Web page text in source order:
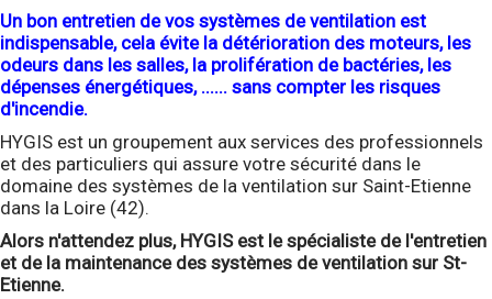
Un bon entretien de vos systèmes de ventilation est
indispensable, cela évite la détérioration des moteurs, les
odeurs dans les salles, la prolifération de bactéries, les
dépenses énergétiques, ...... sans compter les risques
d'incendie.
HYGIS est un groupement aux services des professionnels
et des particuliers qui assure votre sécurité dans le
domaine des systèmes de la ventilation sur Saint-Etienne
dans la Loire (42).
Alors n'attendez plus, HYGIS est le spécialiste de l'entretien
et de la maintenance des systèmes de ventilation sur St-
Etienne.